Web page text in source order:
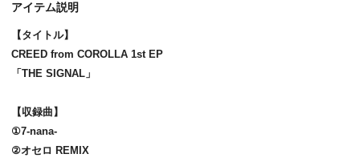
アイテム説明
【タイトル】
CREED from COROLLA 1st EP
「THE SIGNAL」
【収録曲】
①7-nana-
②オセロ REMIX